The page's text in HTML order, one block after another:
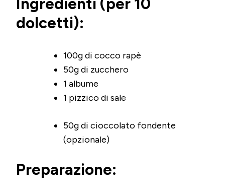
Ingredienti (per 10
dolcetti):
100g di cocco rapè
50g di zucchero
1 albume
1 pizzico di sale
50g di cioccolato fondente
(opzionale)
Preparazione: